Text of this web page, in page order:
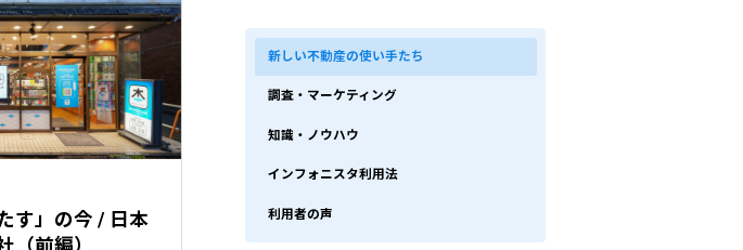
す」の今 / 日本
新しい不動産の使い手たち
調査・マーケティング
知識・ノウハウ
インフォニスタ利用法
利用者の声